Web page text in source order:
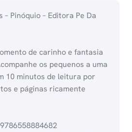
Pinóquio – Editora Pe Da
de carinho e fantasia
os pequenos a uma
10 minutos de leitura por
e páginas ricamente